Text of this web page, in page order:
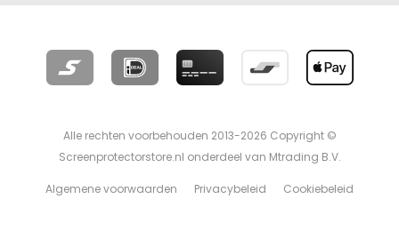
Alle rechten voorbehouden 2013-2026 Copyright ©
Screenprotectorstore.nl onderdeel van Mtrading B.V.
Algemene voorwaarden Privacybeleid Cookiebeleid